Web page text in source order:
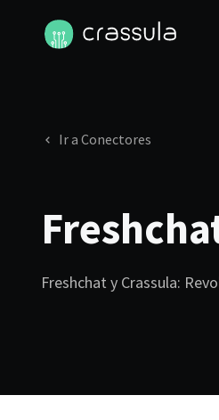
Ir a Conectores
Freshchat y Crassula: